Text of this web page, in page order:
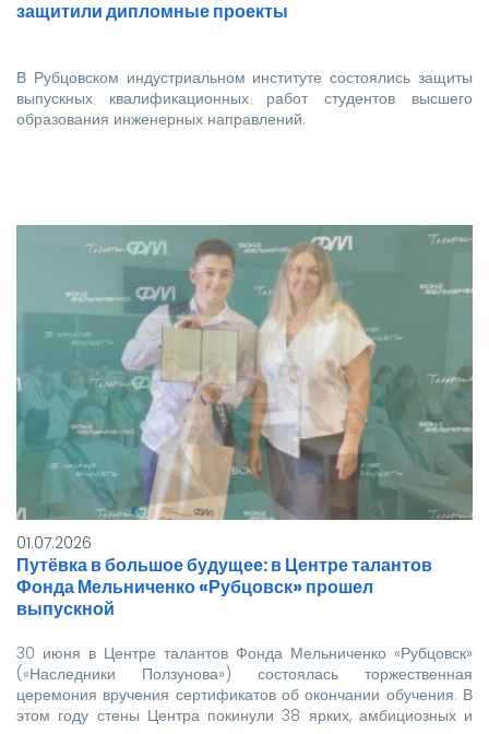
защитили дипломные проекты
В Рубцовском индустриальном институте состоялись защиты
выпускных квалификационных работ студентов высшего
образования инженерных направлений.
01.07.2026
Путёвка в большое будущее: в Центре талантов
Фонда Мельниченко «Рубцовск» прошел
выпускной
30 июня в Центре талантов Фонда Мельниченко «Рубцовск»
(«Наследники Ползунова») состоялась торжественная
церемония вручения сертификатов об окончании обучения. В
этом году стены Центра покинули 38 ярких, амбициозных и